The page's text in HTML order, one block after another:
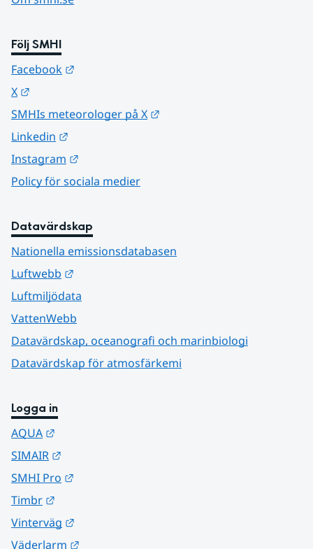
Följ SMHI
Facebook
X
SMHIs meteorologer på X
Linkedin
Instagram
Policy för sociala medier
Datavärdskap
Nationella emissionsdatabasen
Luftwebb
Luftmiljödata
VattenWebb
Datavärdskap, oceanografi och marinbiologi
Datavärdskap för atmosfärkemi
Logga in
AQUA
SIMAIR
SMHI Pro
Timbr
Vinterväg
Väderlarm